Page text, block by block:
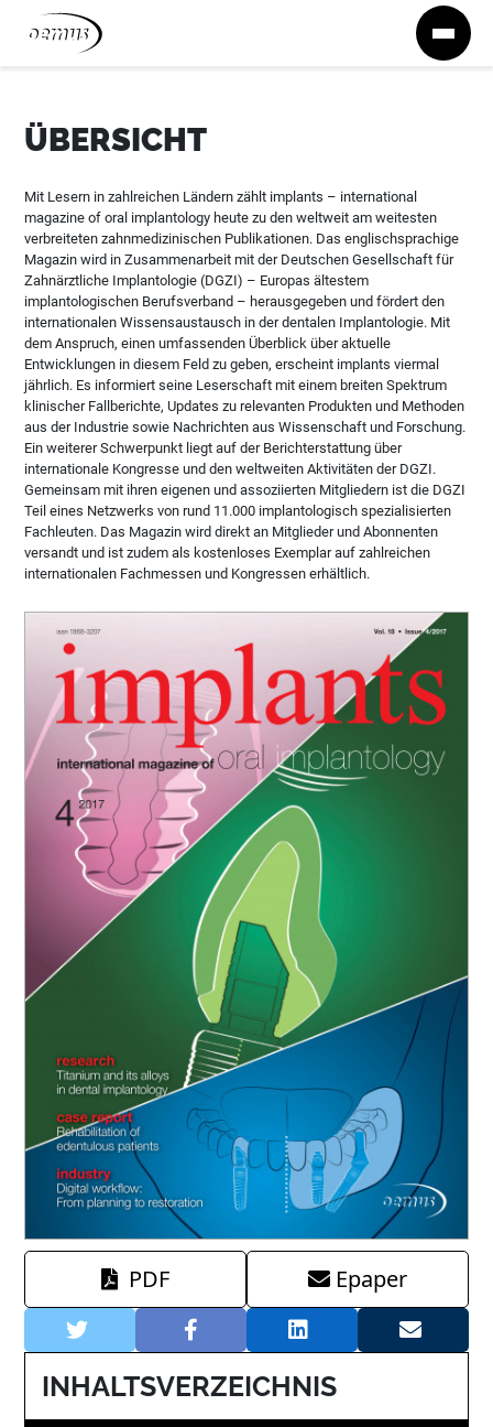
Zum Inhalt springen
ÜBERSICHT
Mit Lesern in zahlreichen Ländern zählt implants – international
magazine of oral implantology heute zu den weltweit am weitesten
verbreiteten zahnmedizinischen Publikationen. Das englischsprachige
Magazin wird in Zusammenarbeit mit der Deutschen Gesellschaft für
Zahnärztliche Implantologie (DGZI) – Europas ältestem
implantologischen Berufsverband – herausgegeben und fördert den
internationalen Wissensaustausch in der dentalen Implantologie. Mit
dem Anspruch, einen umfassenden Überblick über aktuelle
Entwicklungen in diesem Feld zu geben, erscheint implants viermal
jährlich. Es informiert seine Leserschaft mit einem breiten Spektrum
klinischer Fallberichte, Updates zu relevanten Produkten und Methoden
aus der Industrie sowie Nachrichten aus Wissenschaft und Forschung.
Ein weiterer Schwerpunkt liegt auf der Berichterstattung über
internationale Kongresse und den weltweiten Aktivitäten der DGZI.
Gemeinsam mit ihren eigenen und assoziierten Mitgliedern ist die DGZI
Teil eines Netzwerks von rund 11.000 implantologisch spezialisierten
Fachleuten. Das Magazin wird direkt an Mitglieder und Abonnenten
versandt und ist zudem als kostenloses Exemplar auf zahlreichen
internationalen Fachmessen und Kongressen erhältlich.
PDF Epaper
INHALTSVERZEICHNIS